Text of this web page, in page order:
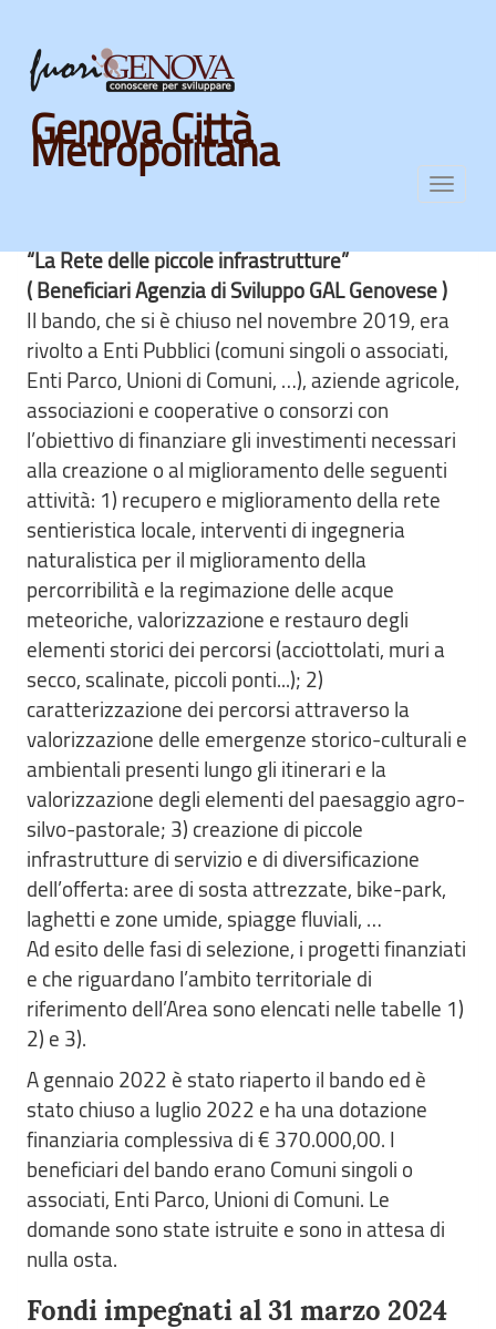
Skip
main
content
Genova Città
Metropolitana
Sottomisura 7.5.1.1p1
“La Rete delle piccole infrastrutture”
( Beneficiari Agenzia di Sviluppo GAL Genovese )
Il bando, che si è chiuso nel novembre 2019, era
rivolto a Enti Pubblici (comuni singoli o associati,
Enti Parco, Unioni di Comuni, …), aziende agricole,
associazioni e cooperative o consorzi con
l’obiettivo di finanziare gli investimenti necessari
alla creazione o al miglioramento delle seguenti
attività: 1) recupero e miglioramento della rete
sentieristica locale, interventi di ingegneria
naturalistica per il miglioramento della
percorribilità e la regimazione delle acque
meteoriche, valorizzazione e restauro degli
elementi storici dei percorsi (acciottolati, muri a
secco, scalinate, piccoli ponti...); 2)
caratterizzazione dei percorsi attraverso la
valorizzazione delle emergenze storico-culturali e
ambientali presenti lungo gli itinerari e la
valorizzazione degli elementi del paesaggio agro-
silvo-pastorale; 3) creazione di piccole
infrastrutture di servizio e di diversificazione
dell’offerta: aree di sosta attrezzate, bike-park,
laghetti e zone umide, spiagge fluviali, …
Ad esito delle fasi di selezione, i progetti finanziati
e che riguardano l’ambito territoriale di
riferimento dell’Area sono elencati nelle tabelle 1)
2) e 3).
A gennaio 2022 è stato riaperto il bando ed è
stato chiuso a luglio 2022 e ha una dotazione
finanziaria complessiva di € 370.000,00. I
beneficiari del bando erano Comuni singoli o
associati, Enti Parco, Unioni di Comuni. Le
domande sono state istruite e sono in attesa di
nulla osta.
Fondi impegnati al 31 marzo 2024